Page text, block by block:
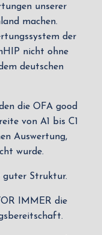
unserer
machen.
der
nicht ohne
deutschen
die OFA good
von A1 bis C1
Auswertung,
wurde.
guter Struktur.
IMMER die